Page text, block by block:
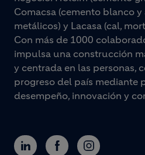
Comacsa (cemento blanco
metálicos) y Lacasa (cal,
Con más de 1000
impulsa una construcción
y centrada en las personas,
progreso del país mediante
desempeño, innovación y